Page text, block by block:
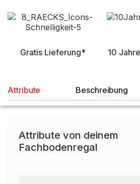
Gratis Lieferung* 10
Attribute Beschreibung
Attribute von deinem
Fachbodenregal